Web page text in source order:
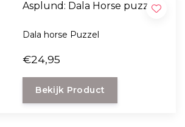
Asplund: Dala Horse puzzel
Dala horse Puzzel
€24,95
Bekijk Product